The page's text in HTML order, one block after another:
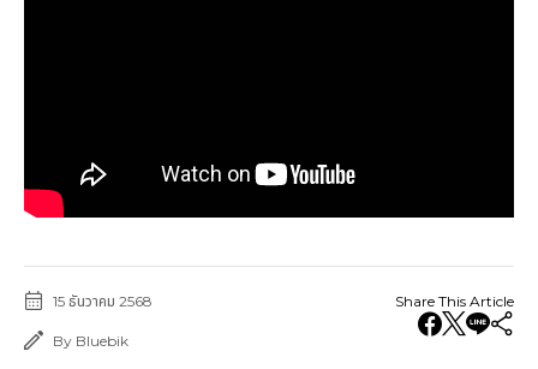
15 ธันวาคม 2568
By Bluebik
Share This Article